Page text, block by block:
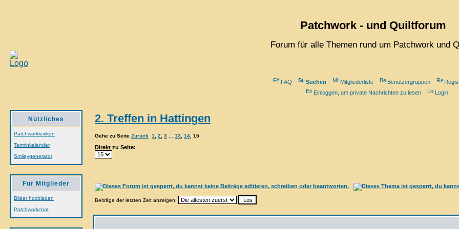
Patchwork - und Quiltforum
Forum für alle Themen rund um Patchwork und
FAQ Suchen Mitgliederliste Benutzergruppen
Einloggen, um private Nachrichten zu lesen
Login
Nützliches
Patchworklexikon
Terminkalender
Smileygenerator
Für Mitglieder
Bilder hochladen
Patchworkchat
2. Treffen in Hattingen
Gehe zu Seite Zurück 1 2 3 13 14 15
Direkt zu Seite:
Beiträge der letzten Zeit anzeigen: